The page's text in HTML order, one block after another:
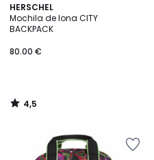
HERSCHEL
Mochila de lona CITY
BACKPACK
80.00 €
4,5
/ 5
4,5
/